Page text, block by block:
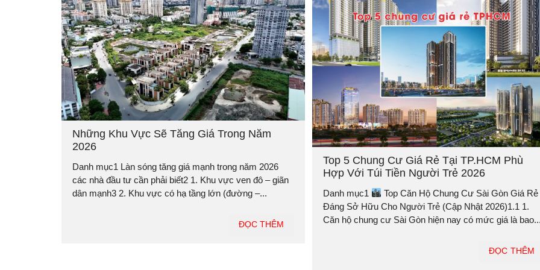
Những Khu Vực Sẽ Tăng Giá Trong Năm
2026
Danh mục1 Làn sóng tăng giá mạnh trong năm 2026
các nhà đầu tư cần phải biết2 1. Khu vực ven đô – giãn
dân mạnh3 2. Khu vực có hạ tầng lớn (đường –...
ĐỌC THÊM
Top 5 Chung Cư Giá Rẻ Tại TP.HCM Phù
Hợp Với Túi Tiền Người Trẻ 2026
Danh mục1
Top Căn Hộ Chung Cư Sài Gòn Giá Rẻ
Đáng Sở Hữu Cho Người Trẻ (Cập Nhật 2026)1.1 1.
Căn hộ chung cư Sài Gòn hiện nay có mức giá là
ĐỌC THÊM